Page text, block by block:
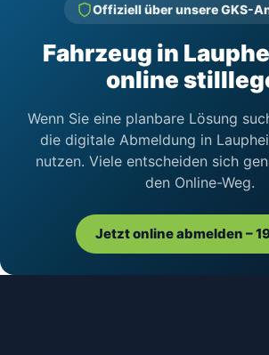
Offiziell über unsere GKS-
Fahrzeug in
online
Wenn Sie eine planbare Lösung
die digitale Abmeldung in
nutzen. Viele entscheiden sich
den Online-Weg.
Jetzt online abmelden –